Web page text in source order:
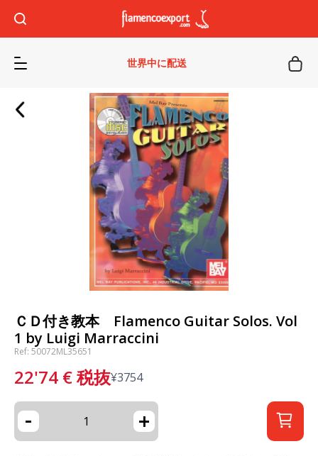
世界中に配送
ＣＤ付き教本 Flamenco Guitar Solos. Vol
1 by Luigi Marraccini
Ref: 50072ML35651
22'74 €税抜¥3754
- +